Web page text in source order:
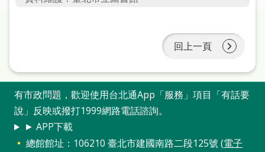
入
市
圖
回上一頁
有市政問題，歡迎使用台北通App「服務」項目「有話要
說」反映或撥打1999網路電話諮詢。
► APP下載
總館館址：106210 臺北市建國南路二段125號 (電子